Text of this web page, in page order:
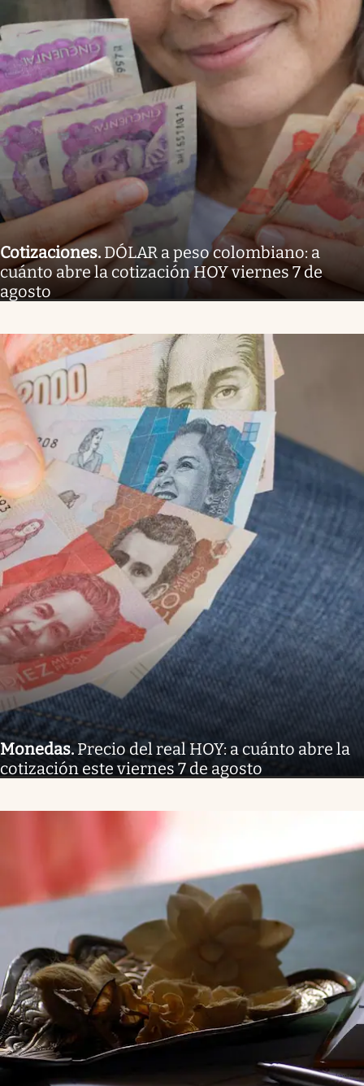
Cotizaciones. DÓLAR a peso colombiano: a
cuánto abre la cotización HOY viernes 7 de
agosto
Monedas.Precio del real HOY: a cuánto abre la
cotización este viernes 7 de agosto